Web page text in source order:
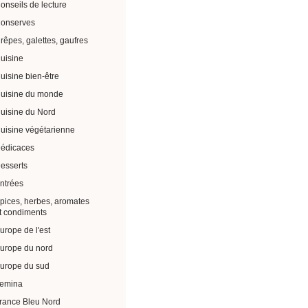
de lecture
galettes, gaufres
bien-être
du monde
du Nord
végétarienne
herbes, aromates
condiments
de l'est
du nord
du sud
Bleu Nord